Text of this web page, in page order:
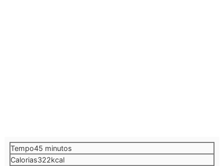
Tempo45 minutos
minutos
Calorias322kcal